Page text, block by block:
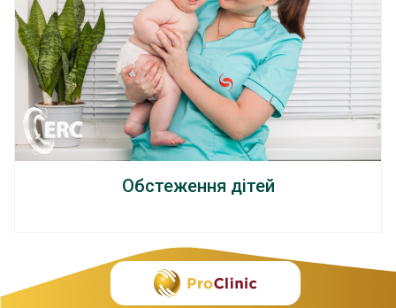
Обстеження дітей